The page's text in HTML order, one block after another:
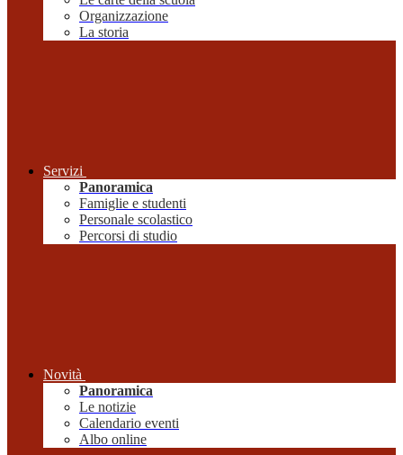
Organizzazione
La storia
Servizi
Panoramica
Famiglie e studenti
Personale scolastico
Percorsi di studio
Novità
Panoramica
Le notizie
Calendario eventi
Albo online